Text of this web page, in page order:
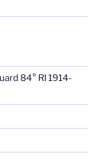
84° RI 1914-